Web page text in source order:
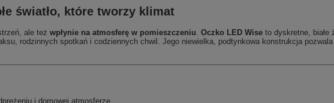
światło, które tworzy klimat
ale też wpłynie na atmosferę w pomieszczeniu. Oczko LED Wise to dyskretne, białe
rodzinnych spotkań i codziennych chwil. Jego niewielka, podtynkowa konstrukcja
i domowej atmosferze.